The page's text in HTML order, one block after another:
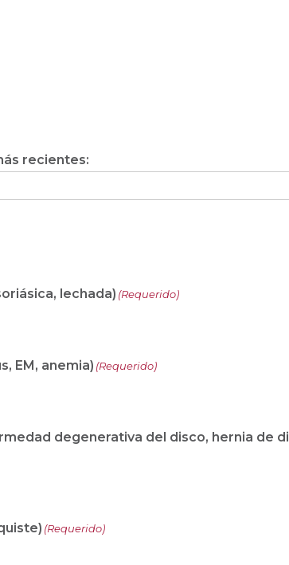
recientes:
lechada) (Requerido)
EM, anemia) (Requerido)
degenerativa del disco, hernia de
(Requerido)